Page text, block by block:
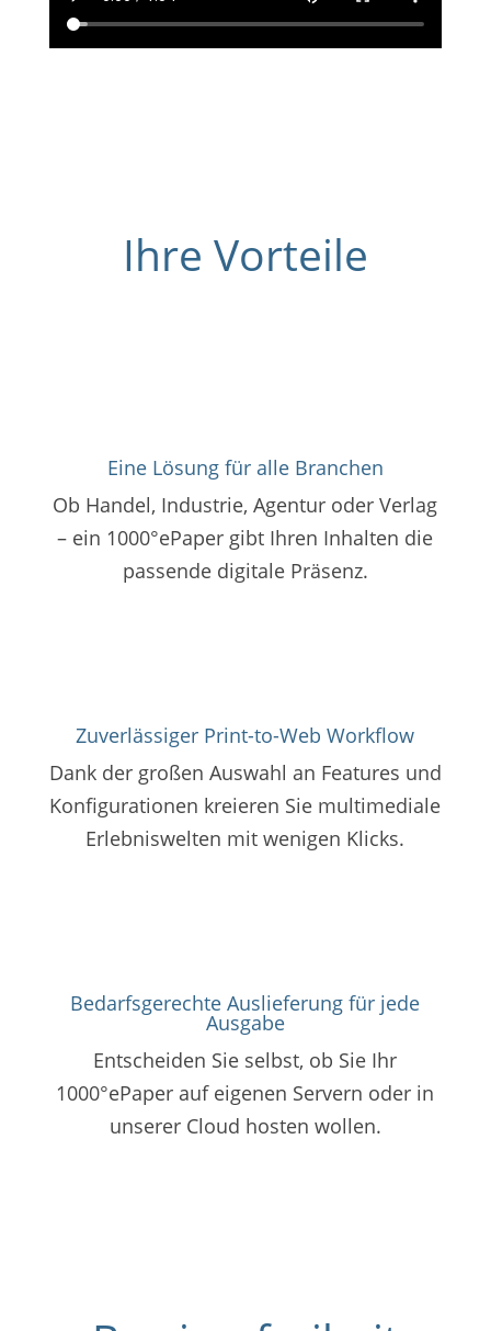
Ihre Vorteile
Eine Lösung für alle Branchen
Ob Handel, Industrie, Agentur oder Verlag
– ein 1000°ePaper gibt Ihren Inhalten die
passende digitale Präsenz.
Zuverlässiger Print-to-Web Workflow
Dank der großen Auswahl an Features und
Konfigurationen kreieren Sie multimediale
Erlebniswelten mit wenigen Klicks.
Bedarfsgerechte Auslieferung für jede
Ausgabe
Entscheiden Sie selbst, ob Sie Ihr
1000°ePaper auf eigenen Servern oder in
unserer Cloud hosten wollen.